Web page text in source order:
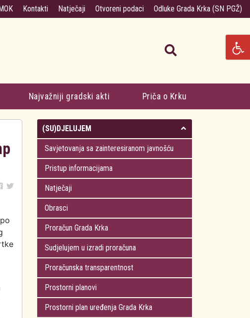
Kontakti Natječaji Otvoreni podaci Odluke Grada Krka (SN PGŽ)
Najvažniji gradski akti Priča o Krku
(SU)DJELUJEM
Savjetovanja sa zainteresiranom javnošću
Pristup informacijama
Natječaji
Obrasci
Proračun Grada Krka
Sudjelujem u izradi proračuna
Proračunska transparentnost
Prostorni planovi
Prostorni plan uređenja Grada Krka